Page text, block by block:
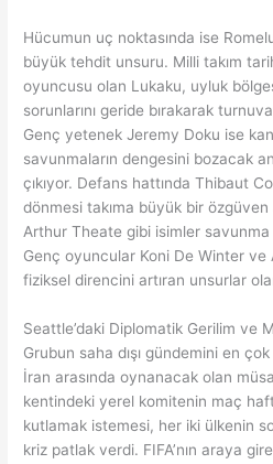
Hücumun uç noktasında ise
büyük tehdit unsuru. Milli takım
oyuncusu olan Lukaku, uyluk
sorunlarını geride bırakarak
Genç yetenek Jeremy Doku ise
savunmaların dengesini bozacak
çıkıyor. Defans hattında Thibaut
dönmesi takıma büyük bir özgüven
Arthur Theate gibi isimler savunma
Genç oyuncular Koni De Winter ve
fiziksel direncini artıran unsurlar
Seattle’daki Diplomatik Gerilim ve
Grubun saha dışı gündemini en
İran arasında oynanacak olan
kentindeki yerel komitenin maç
kutlamak istemesi, her iki ülkenin
kriz patlak verdi. FIFA’nın araya